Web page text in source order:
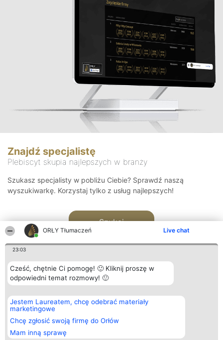
ORŁY Tłumaczeń Live chat
23:03
Cześć, chętnie Ci pomogę! 🙂 Kliknij proszę w
odpowiedni temat rozmowy! 🙂
Jestem Laureatem, chcę odebrać materiały
marketingowe
Chcę zgłosić swoją firmę do Orłów
Mam inną sprawę
Znajdź specjalistę
Plebiscyt skupia najlepszych w branży
Szukasz specjalisty w pobliżu Ciebie? Sprawdź naszą
wyszukiwarkę. Korzystaj tylko z usług najlepszych!
Szukaj
Organizator plebiscytu
Bright Side Solutions sp. z o.
o. sp. k.
ul. Ruska 22
Wrocław 50-079
KRS 0000749100 | Regon
Plebiscyt
Laureaci
wszystkich
Laureatów
Kontakt
Kontakt